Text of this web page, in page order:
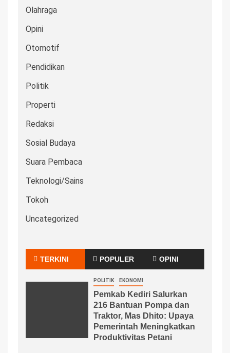
Olahraga
Opini
Otomotif
Pendidikan
Politik
Properti
Redaksi
Sosial Budaya
Suara Pembaca
Teknologi/Sains
Tokoh
Uncategorized
TERKINI POPULER OPINI
POLITIK EKONOMI
Pemkab Kediri Salurkan
216 Bantuan Pompa dan
Traktor, Mas Dhito: Upaya
Pemerintah Meningkatkan
Produktivitas Petani